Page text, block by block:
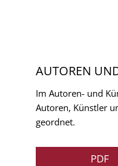
AUTOREN
Im Autoren- und
Autoren, Künstler
geordnet.
PDF